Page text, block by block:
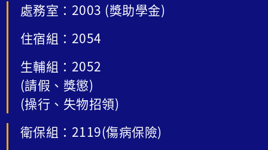
處務室：2003 (獎助學金)
住宿組：2054
生輔組：2052
(請假、獎懲)
(操行、失物招領)
衛保組：2119(傷病保險)